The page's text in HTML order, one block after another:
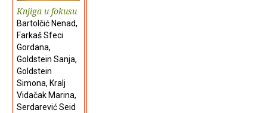
Knjiga u fokusu
Bartolčić Nenad,
Farkaš Sfeci
Gordana,
Goldstein Sanja,
Goldstein
Simona, Kralj
Vidačak Marina,
Serdarević Seid